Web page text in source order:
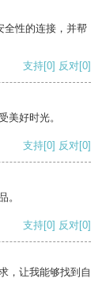
全性的连接，并帮
支持[0] 反对[0]
美好时光。
支持[0] 反对[0]
。
支持[0] 反对[0]
，让我能够找到自